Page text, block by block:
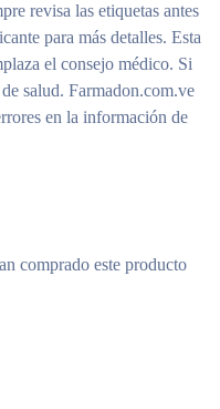
revisa las etiquetas antes
para más detalles. Esta
el consejo médico. Si
salud. Farmadon.com.ve
en la información de
comprado este producto